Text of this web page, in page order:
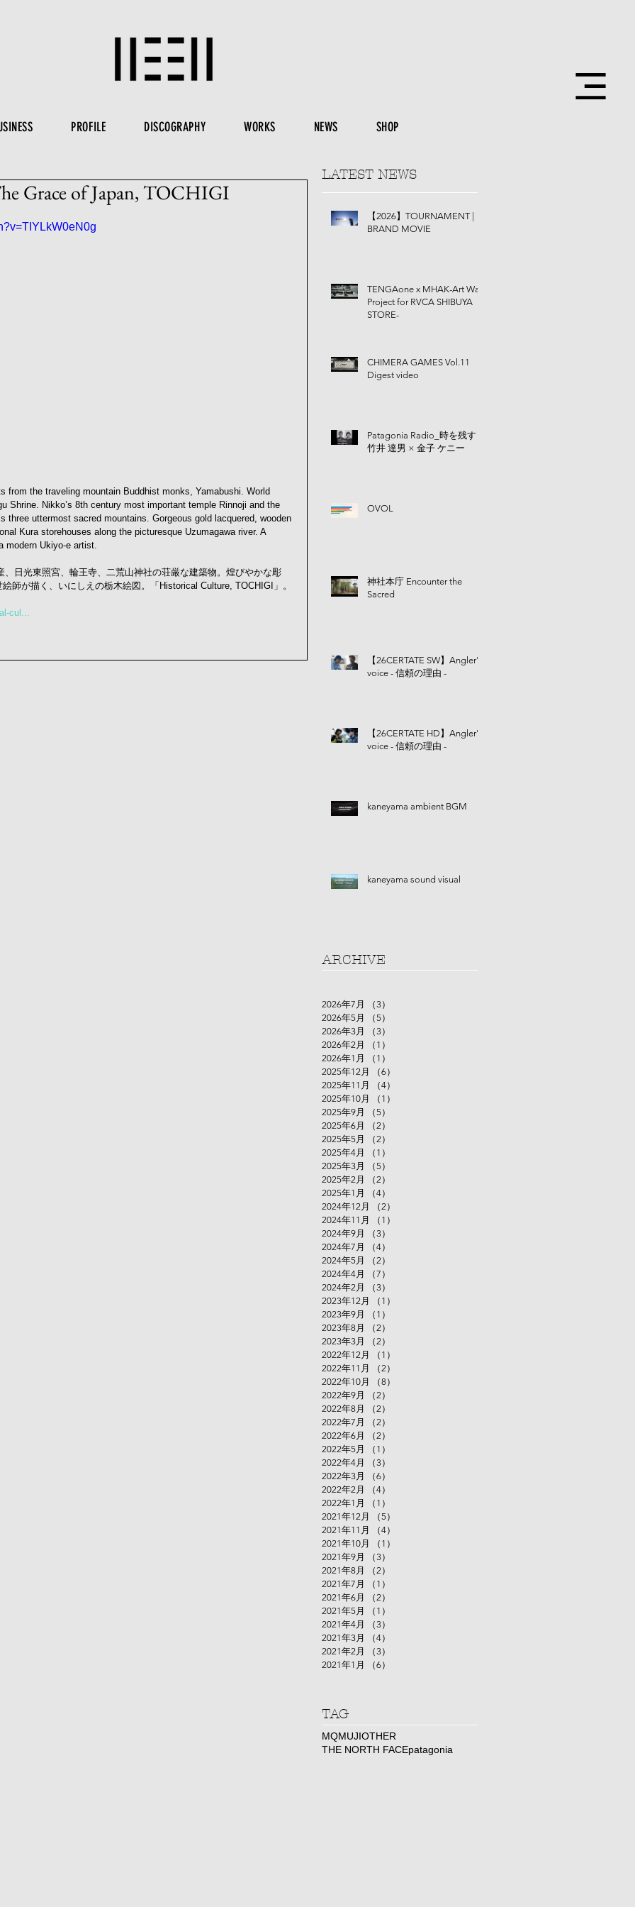
PROFILE DISCOGRAPHY WORKS NEWS SHOP
Grace of Japan, TOCHIGI
from the traveling mountain Buddhist monks, Yamabushi. World
Shrine. Nikko’s 8th century most important temple Rinnoji and the
three uttermost sacred mountains. Gorgeous gold lacquered, wooden
Kura storehouses along the picturesque Uzumagawa river. A
modern Ukiyo-e artist.
日光東照宮、輪王寺、二荒山神社の荘厳な建築物。煌びやかな彫
師が描く、いにしえの栃木絵図。「Historical Culture, TOCHIGI」。
cul...
LATEST NEWS
【2026】TOURNAMENT |
BRAND MOVIE
TENGAone x MHAK-Art Wall
Project for RVCA SHIBUYA
STORE-
CHIMERA GAMES Vol.11
Digest video
Patagonia Radio_時を残す |
竹井 達男 × 金子 ケニー
OVOL
神社本庁 Encounter the
Sacred
【26CERTATE SW】Angler's
voice - 信頼の理由 -
【26CERTATE HD】Angler's
voice - 信頼の理由 -
kaneyama ambient BGM
kaneyama sound visual
ARCHIVE
2026年7月 （3）
2026年5月
（5）
2026年3月
（3）
2026年2月
（1）
2026年1月
（1）
2025年12月
（6）
2025年11月
（4）
2025年10月
（1）
2025年9月
（5）
2025年6月
（2）
2025年5月
（2）
2025年4月
（1）
2025年3月
（5）
2025年2月
（2）
2025年1月
（4）
2024年12月
（2）
2024年11月
（1）
2024年9月
（3）
2024年7月
（4）
2024年5月
（2）
2024年4月
（7）
2024年2月
（3）
2023年12月
（1）
2023年9月
（1）
2023年8月
（2）
2023年3月
（2）
2022年12月
（1）
2022年11月
（2）
2022年10月
（8）
2022年9月
（2）
2022年8月
（2）
2022年7月
（2）
2022年6月
（2）
2022年5月
（1）
2022年4月
（3）
2022年3月
（6）
2022年2月
（4）
2022年1月
（1）
2021年12月
（5）
2021年11月
（4）
2021年10月
（1）
2021年9月
（3）
2021年8月
（2）
2021年7月
（1）
2021年6月
（2）
2021年5月
（1）
2021年4月
（3）
2021年3月
（4）
2021年2月
（3）
2021年1月
（6）
​TAG
MQMUJIOTHER
THE NORTH FACEpatagonia